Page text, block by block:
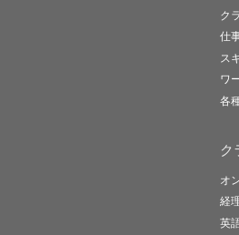
ク
仕
ス
ワ
各
ク
オ
経
英